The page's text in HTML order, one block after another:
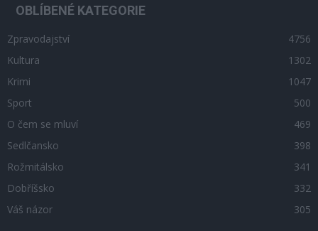
OBLÍBENÉ KATEGORIE
Zpravodajství
4756
Kultura
1302
Krimi
1047
Sport
500
O čem se mluví
469
Sedlčansko
398
Rožmitálsko
341
Dobříšsko
332
Váš názor
305